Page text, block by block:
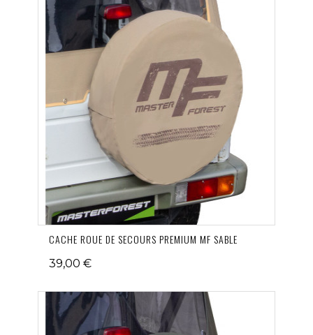
CACHE ROUE DE SECOURS PREMIUM MF SABLE
39,00 €